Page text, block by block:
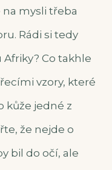
mysli třeba
Rádi si tedy
Co takhle
vzory, které
kůže jedné z
že nejde o
bil do očí, ale